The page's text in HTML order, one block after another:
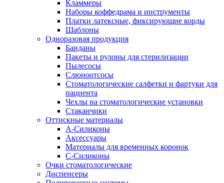
Кламмеры
Наборы коффедрама и инструменты
Платки латексные, фиксирующие корды
Шаблоны
Одноразовая продукция
Банданы
Пакеты и рулоны для стерилизации
Пылесосы
Слюноотсосы
Стоматологические салфетки и фартуки для
пациента
Чехлы на стоматологические установки
Стаканчики
Оттискные материалы
А-Силиконы
Аксессуары
Материалы для временных коронок
С-Силиконы
Очки стоматологические
Диспенсеры